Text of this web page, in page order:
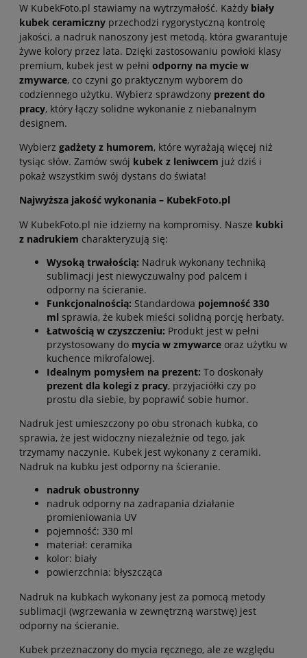
W KubekFoto.pl stawiamy na wytrzymałość. Każdy biały
kubek ceramiczny przechodzi rygorystyczną kontrolę
jakości, a nadruk nanoszony jest metodą, która gwarantuje
żywe kolory przez lata. Dzięki zastosowaniu powłoki klasy
premium, kubek jest w pełni odporny na mycie w
zmywarce, co czyni go praktycznym wyborem do
codziennego użytku. Wybierz sprawdzony prezent do
pracy, który łączy solidne wykonanie z niebanalnym
designem.
Wybierz gadżety z humorem, które wyrażają więcej niż
tysiąc słów. Zamów swój kubek z leniwcem już dziś i
pokaż wszystkim swój dystans do świata!
Najwyższa jakość wykonania – KubekFoto.pl
W KubekFoto.pl nie idziemy na kompromisy. Nasze kubki
z nadrukiem charakteryzują się:
Wysoką trwałością: Nadruk wykonany techniką
sublimacji jest niewyczuwalny pod palcem i
odporny na ścieranie.
Funkcjonalnością: Standardowa pojemność 330
ml sprawia, że kubek mieści solidną porcję herbaty.
Łatwością w czyszczeniu: Produkt jest w pełni
przystosowany do mycia w zmywarce oraz użytku w
kuchence mikrofalowej.
Idealnym pomysłem na prezent: To doskonały
prezent dla kolegi z pracy, przyjaciółki czy po
prostu dla siebie, by poprawić sobie humor.
Nadruk jest umieszczony po obu stronach kubka, co
sprawia, że jest widoczny niezależnie od tego, jak
trzymamy naczynie. Kubek jest wykonany z ceramiki.
Nadruk na kubku jest odporny na ścieranie.
nadruk obustronny
nadruk odporny na zadrapania działanie
promieniowania UV
pojemność: 330 ml
materiał: ceramika
kolor: biały
powierzchnia: błyszcząca
Nadruk na kubkach wykonany jest za pomocą metody
sublimacji (wgrzewania w zewnętrzną warstwę) jest
odporny na ścieranie.
Kubek przeznaczony do mycia ręcznego, ale ze względu